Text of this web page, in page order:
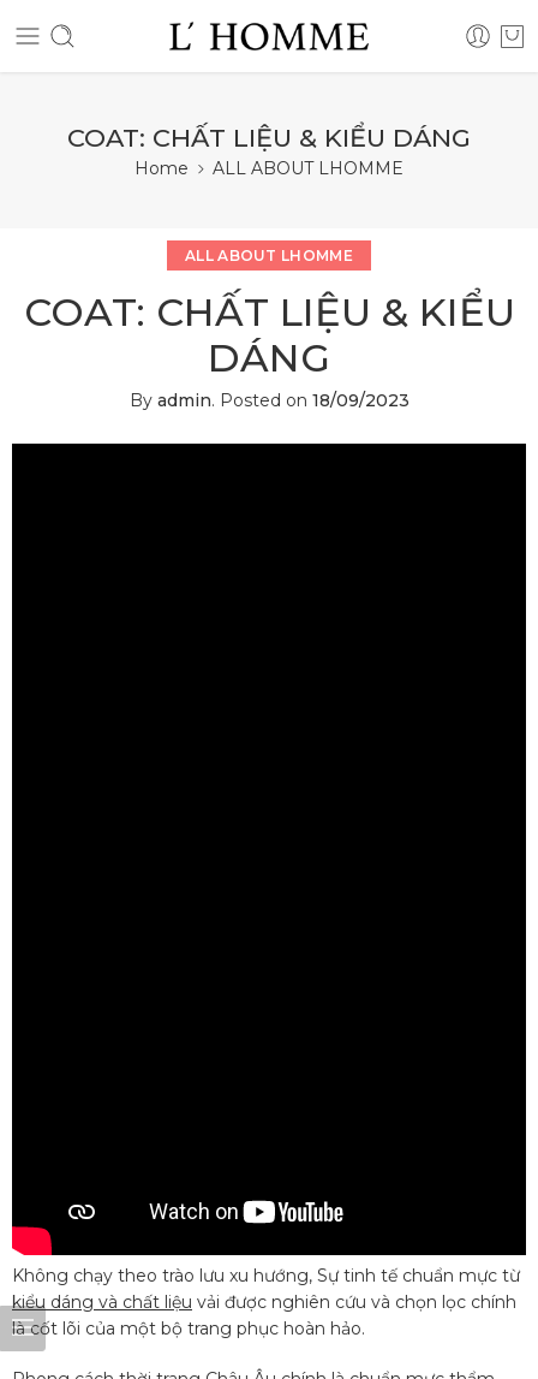
COAT: CHẤT LIỆU & KIỂU DÁNG
Home ALL ABOUT LHOMME
ALL ABOUT LHOMME
COAT: CHẤT LIỆU & KIỂU
DÁNG
By admin. Posted on 18/09/2023
Không chạy theo trào lưu xu hướng, Sự tinh tế chuẩn mực từ
kiểu dáng và chất liệu vải được nghiên cứu và chọn lọc chính
là cốt lõi của một bộ trang phục hoàn hảo.